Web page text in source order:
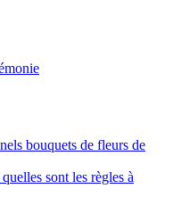
bouquets de fleurs de
sont les règles à